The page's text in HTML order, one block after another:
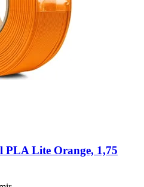
PLA Lite Orange, 1,75